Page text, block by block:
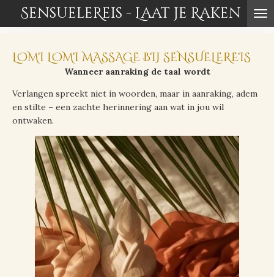
direct
de
hoofdinhoud
SensueleReis - Laat je Raken
LOMI LOMI MASSAGE BIJ SENSUELEREIS
Wanneer aanraking de taal wordt
Verlangen spreekt niet in woorden, maar in aanraking, adem
en stilte – een zachte herinnering aan wat in jou wil
ontwaken.